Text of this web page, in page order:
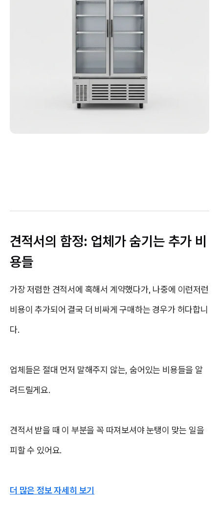
견적서의 함정: 업체가 숨기는 추가 비
용들
가장 저렴한 견적서에 혹해서 계약했다가, 나중에 이런저런
비용이 추가되어 결국 더 비싸게 구매하는 경우가 허다합니
다.
업체들은 절대 먼저 말해주지 않는, 숨어있는 비용들을 알
려드릴게요.
견적서 받을 때 이 부분을 꼭 따져보셔야눈탱이 맞는 일을
피할 수 있어요.
더 많은 정보 자세히 보기